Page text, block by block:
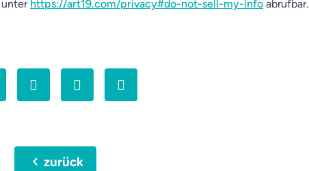
https://art19.com/privacy#do-not-sell-my-info abrufbar.
chevron_leftzurück